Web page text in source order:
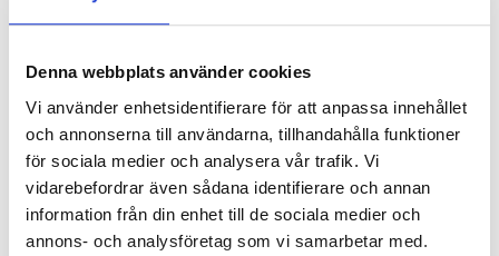
Denna webbplats använder cookies
Vi använder enhetsidentifierare för att anpassa innehållet
och annonserna till användarna, tillhandahålla funktioner
för sociala medier och analysera vår trafik. Vi
vidarebefordrar även sådana identifierare och annan
information från din enhet till de sociala medier och
annons- och analysföretag som vi samarbetar med.